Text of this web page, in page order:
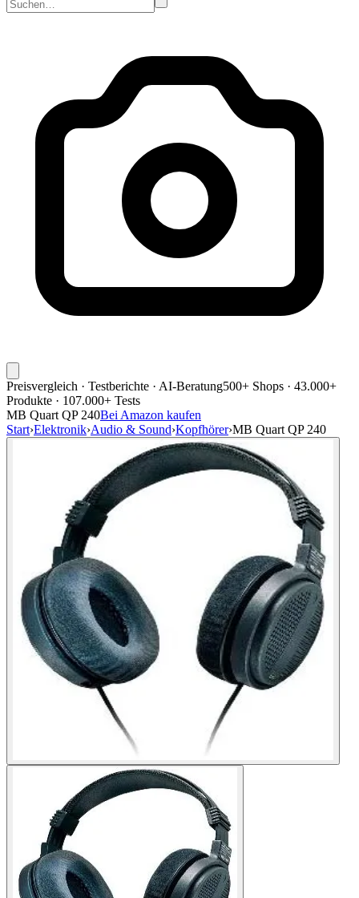
Preisvergleich · Testberichte · AI-Beratung500+ Shops · 43.000+
Produkte · 107.000+ Tests
MB Quart QP 240Bei Amazon kaufen
Start›Elektronik›Audio & Sound›Kopfhörer›MB Quart QP 240